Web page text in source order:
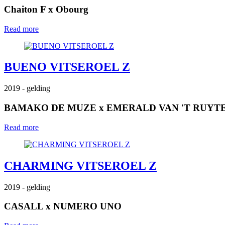
Chaiton F x Obourg
Read more
BUENO VITSEROEL Z
2019 - gelding
BAMAKO DE MUZE x EMERALD VAN 'T
Read more
CHARMING VITSEROEL Z
2019 - gelding
CASALL x NUMERO UNO